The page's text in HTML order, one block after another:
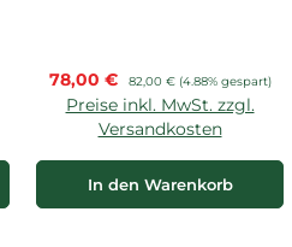
Verkaufspreis:
78,00 € Regulärer Preis:
82,00 € (4.88% gespart)
Preise inkl. MwSt. zzgl.
Versandkosten
In den Warenkorb